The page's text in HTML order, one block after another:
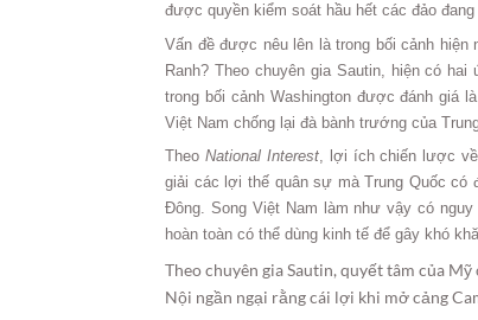
được quyền kiểm soát hầu hết các đảo đang
Vấn đề được nêu lên là trong bối cảnh
Ranh? Theo chuyên gia Sautin, hiện có
trong bối cảnh Washington được đánh giá
Việt Nam chống lại đà bành trướng của
TheoNational Interest, lợi ích chiến lược
giải các lợi thế quân sự mà Trung Quốc
Đông. Song Việt Nam làm như vậy có
hoàn toàn có thể dùng kinh tế để gây khó
Theo chuyên gia Sautin, quyết tâm của
Nội ngần ngại rằng cái lợi khi mở cảng